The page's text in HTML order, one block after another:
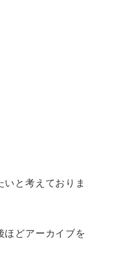
と考えておりま
ほどアーカイブを